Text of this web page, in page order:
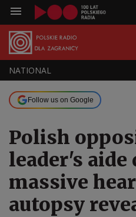
NATIONAL
Follow us on Google
Polish
leader's aide
massive
autopsy